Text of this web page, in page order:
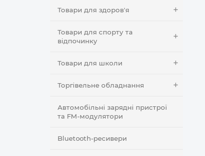
Товари для здоров'я
Товари для спорту та
відпочинку
Товари для школи
Торгівельне обладнання
Автомобільні зарядні пристрої
та FM-модулятори
Bluetooth-ресивери